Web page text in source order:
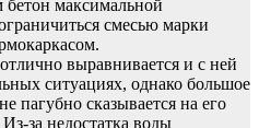
максимальной
смесью марки
выравнивается и с ней
ситуациях, однако большое
пагубно сказывается на его
за недостатка воды